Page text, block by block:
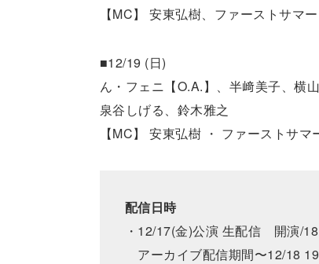
【MC】 安東弘樹、ファーストサマ
■12/19 (日)
ん・フェニ【O.A.】、半﨑美子、横
泉谷しげる、鈴木雅之
【MC】 安東弘樹 ・ ファーストサマ
配信日時
・12/17(金)公演 生配信 開演/
アーカイブ配信期間〜12/18